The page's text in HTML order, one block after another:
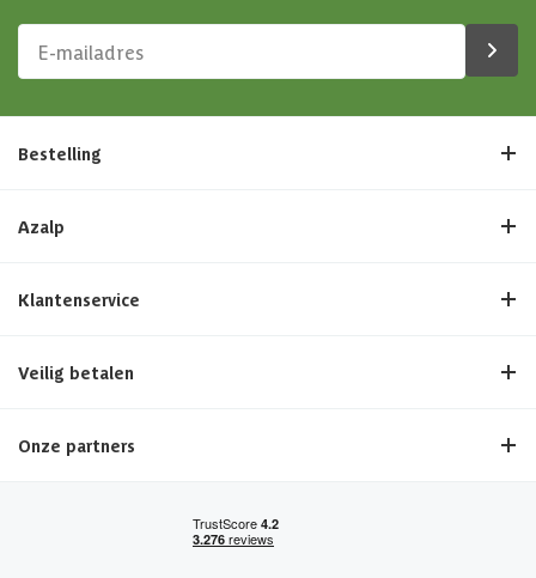
Bestelling
Azalp
Klantenservice
Veilig betalen
Onze partners